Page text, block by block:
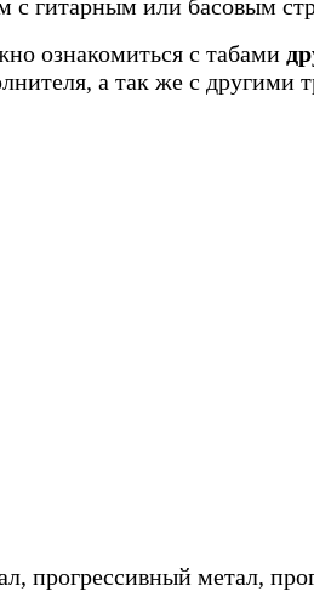
с гитарным или басовым
ознакомиться с табами
а так же с другими
прогрессивный метал,